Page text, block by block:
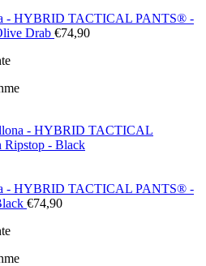
- HYBRID TACTICAL PANTS® -
Drab €74,90
- HYBRID TACTICAL PANTS® -
€74,90